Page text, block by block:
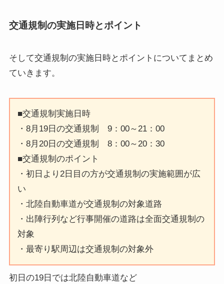
交通規制の実施日時とポイント
そして交通規制の実施日時とポイント についてまとめ
ていきます。
■交通規制実施日時
・8月19日の交通規制 9：00～21：00
・8月20日の交通規制 8：00～20：30
■交通規制のポイント
・初日より2日目の方が交通規制の実施範囲が広
い
・北陸自動車道が交通規制の対象道路
・出陣行列など行事開催の道路は全面交通規制の
対象
・最寄り駅周辺は交通規制の対象外
初日の19日では北陸自動車道など